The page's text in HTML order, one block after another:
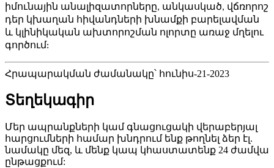
իմունային անալիզատորները, անկասկած, վճռորոշ
դեր կխաղան հիվանդների խնամքի բարելավման
և կլինիկական ախտորոշման ոլորտը առաջ մղելու
գործում:
Հրապարակման ժամանակը՝ հունիս-21-2023
Տեղեկագիր
Մեր ապրանքների կամ գնացուցակի վերաբերյալ
հարցումների համար խնդրում ենք թողնել ձեր էլ.
նամակը մեզ, և մենք կապ կհաստատենք 24 ժամվա
ընթացքում: